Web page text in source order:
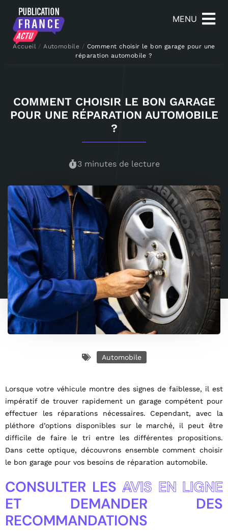
MENU
Accueil / Automobile / Comment choisir le bon garage pour une
réparation automobile ?
COMMENT CHOISIR LE BON GARAGE
POUR UNE RÉPARATION AUTOMOBILE
?
3 minutes de lecture
Automobile
Lorsque votre véhicule montre des signes de faiblesse, il est
impératif de trouver rapidement un garage compétent pour
effectuer les réparations nécessaires. Cependant, avec la
pléthore d’options disponibles sur le marché, il peut être
difficile de faire le tri entre les différentes propositions.
Dans cette optique, découvrons ensemble comment choisir
le bon garage pour vos besoins de réparation automobile.
CONSULTER LES AVIS EN LIGNE
ET DEMANDER DES
RECOMMANDATIONS